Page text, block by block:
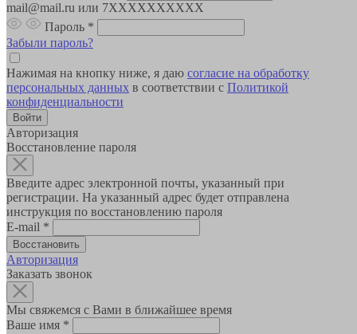
mail@mail.ru или 7XXXXXXXXXX
Пароль *
Забыли пароль?
Нажимая на кнопку ниже, я даю согласие на обработку
персональных данных в соответствии с Политикой
конфиденциальности
Авторизация
Восстановление пароля
Введите адрес электронной почты, указанный при
регистрации. На указанный адрес будет отправлена
инструкция по восстановлению пароля
E-mail *
Авторизация
Заказать звонок
Мы свяжемся с Вами в ближайшее время
Ваше имя *